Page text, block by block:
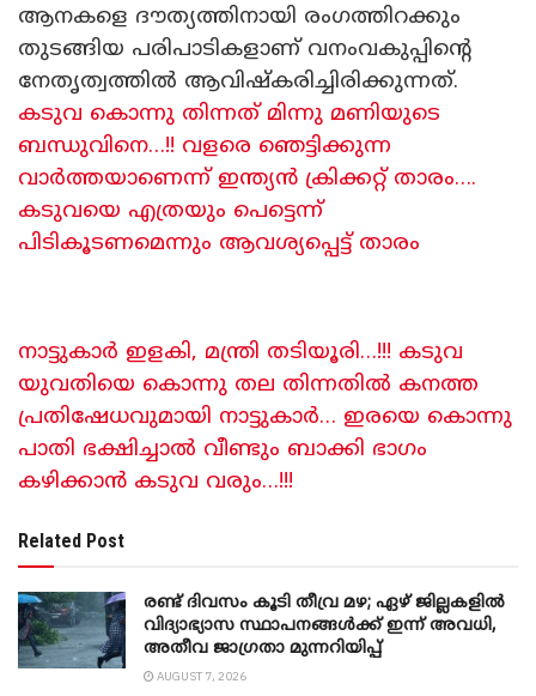
ആനകളെ ദൗത്യത്തിനായി രംഗത്തിറക്കും
തുടങ്ങിയ പരിപാടികളാണ് വനംവകുപ്പിന്റെ
നേതൃത്വത്തിൽ ആവിഷ്‌കരിച്ചിരിക്കുന്നത്.
കടുവ കൊന്നു തിന്നത് മിന്നു മണിയുടെ
ബന്ധുവിനെ…!! വളരെ ഞെട്ടിക്കുന്ന
വാർത്തയാണെന്ന് ഇന്ത്യൻ ക്രിക്കറ്റ് താരം….
കടുവയെ എത്രയും പെട്ടെന്ന്
പിടികൂടണമെന്നും ആവശ്യപ്പെട്ട് താരം
നാട്ടുകാർ ഇളകി, മന്ത്രി തടിയൂരി…!!! കടുവ
യുവതിയെ കൊന്നു തല തിന്നതിൽ കനത്ത
പ്രതിഷേധവുമായി നാട്ടുകാർ… ഇരയെ കൊന്നു
പാതി ഭക്ഷിച്ചാൽ വീണ്ടും ബാക്കി ഭാഗം
കഴിക്കാൻ കടുവ വരും…!!!
Related Post
രണ്ട് ദിവസം കൂടി തീവ്ര മഴ; ഏഴ് ജില്ലകളിൽ
വിദ്യാഭ്യാസ സ്ഥാപനങ്ങൾക്ക് ഇന്ന് അവധി,
അതീവ ജാ​ഗ്രതാ മുന്നറിയിപ്പ്
AUGUST 7, 2026